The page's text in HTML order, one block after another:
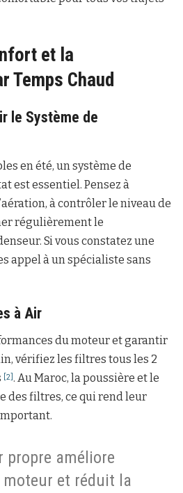
et la
Temps Chaud
le Système de
en été, un système de
est essentiel. Pensez à
à contrôler le niveau de
régulièrement le
Si vous constatez une
appel à un spécialiste sans
à Air
du moteur et garantir
vérifiez les filtres tous les 2
[2] . Au Maroc, la poussière et le
des filtres, ce qui rend leur
propre améliore
moteur et réduit la